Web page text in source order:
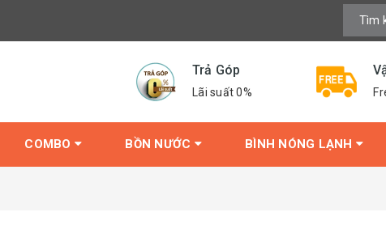
Trả Góp
Lãi suất 0%
COMBO BỒN NƯỚC BÌNH NÓNG LẠNH